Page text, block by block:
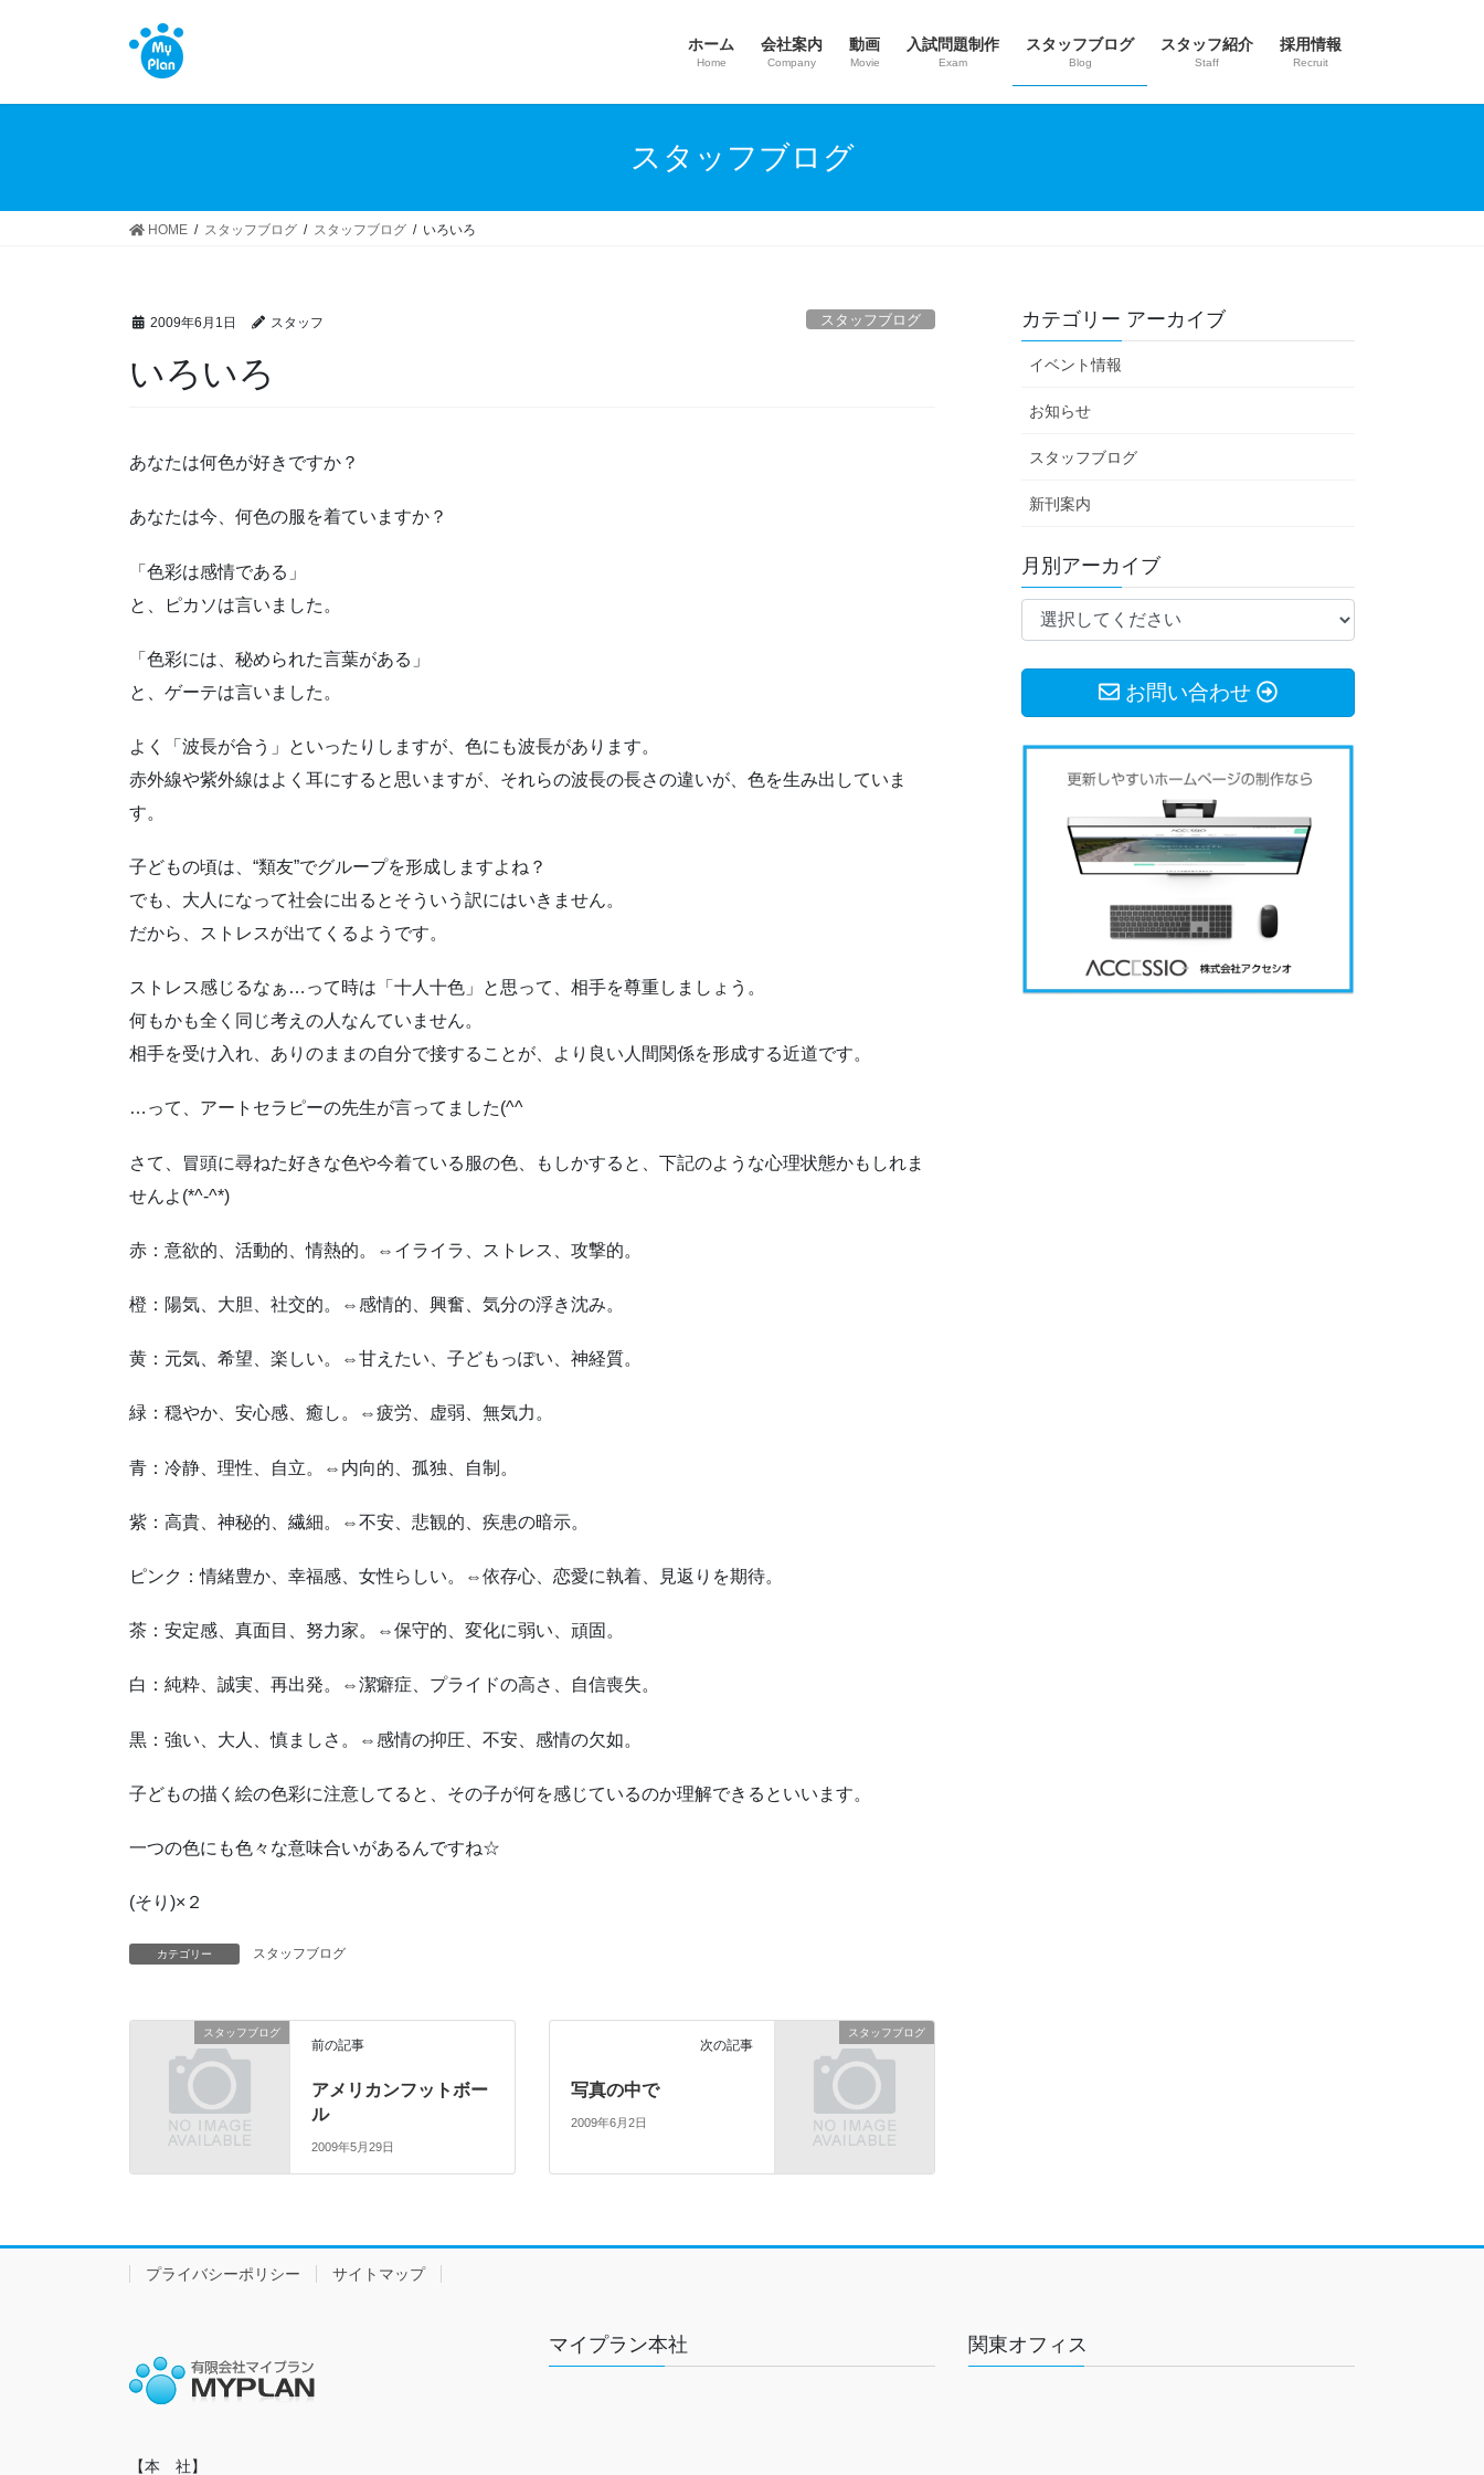
ホーム
Home
会社案内
Company
動画
Movie
入試問題制作
Exam
スタッフブログ
Blog
スタッフ紹介
Staff
採用情報
Recruit
スタッフブログ
HOME スタッフブログ スタッフブログ いろいろ
2009年6月1日 スタッフ スタッフブログ
いろいろ
あなたは何色が好きですか？
あなたは今、何色の服を着ていますか？
「色彩は感情である」
と、ピカソは言いました。
「色彩には、秘められた言葉がある」
と、ゲーテは言いました。
よく「波長が合う」といったりしますが、色にも波長があります。
赤外線や紫外線はよく耳にすると思いますが、それらの波長の長さの違いが、色を生み出していま
す。
子どもの頃は、“類友”でグループを形成しますよね？
でも、大人になって社会に出るとそういう訳にはいきません。
だから、ストレスが出てくるようです。
ストレス感じるなぁ…って時は「十人十色」と思って、相手を尊重しましょう。
何もかも全く同じ考えの人なんていません。
相手を受け入れ、ありのままの自分で接することが、より良い人間関係を形成する近道です。
…って、アートセラピーの先生が言ってました(^^ゞ
さて、冒頭に尋ねた好きな色や今着ている服の色、もしかすると、下記のような心理状態かもしれま
せんよ(*^-^*)
赤：意欲的、活動的、情熱的。⇔イライラ、ストレス、攻撃的。
橙：陽気、大胆、社交的。⇔感情的、興奮、気分の浮き沈み。
黄：元気、希望、楽しい。⇔甘えたい、子どもっぽい、神経質。
緑：穏やか、安心感、癒し。⇔疲労、虚弱、無気力。
青：冷静、理性、自立。⇔内向的、孤独、自制。
紫：高貴、神秘的、繊細。⇔不安、悲観的、疾患の暗示。
ピンク：情緒豊か、幸福感、女性らしい。⇔依存心、恋愛に執着、見返りを期待。
茶：安定感、真面目、努力家。⇔保守的、変化に弱い、頑固。
白：純粋、誠実、再出発。⇔潔癖症、プライドの高さ、自信喪失。
黒：強い、大人、慎ましさ。⇔感情の抑圧、不安、感情の欠如。
子どもの描く絵の色彩に注意してると、その子が何を感じているのか理解できるといいます。
一つの色にも色々な意味合いがあるんですね☆
(そり)×２
カテゴリー スタッフブログ
スタッフブログ
前の記事
アメリカンフットボー
ル
2009年5月29日
スタッフブログ
次の記事
写真の中で
2009年6月2日
カテゴリー アーカイブ
イベント情報
お知らせ
スタッフブログ
新刊案内
月別アーカイブ
お問い合わせ
プライバシーポリシー サイトマップ
【本　社】
マイプラン本社 関東オフィス